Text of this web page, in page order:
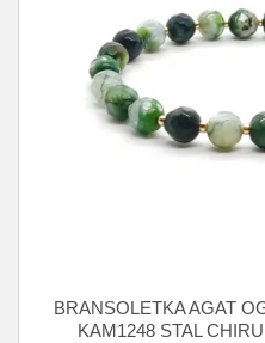
BRANSOLETKA AGAT
KAM1248 STAL